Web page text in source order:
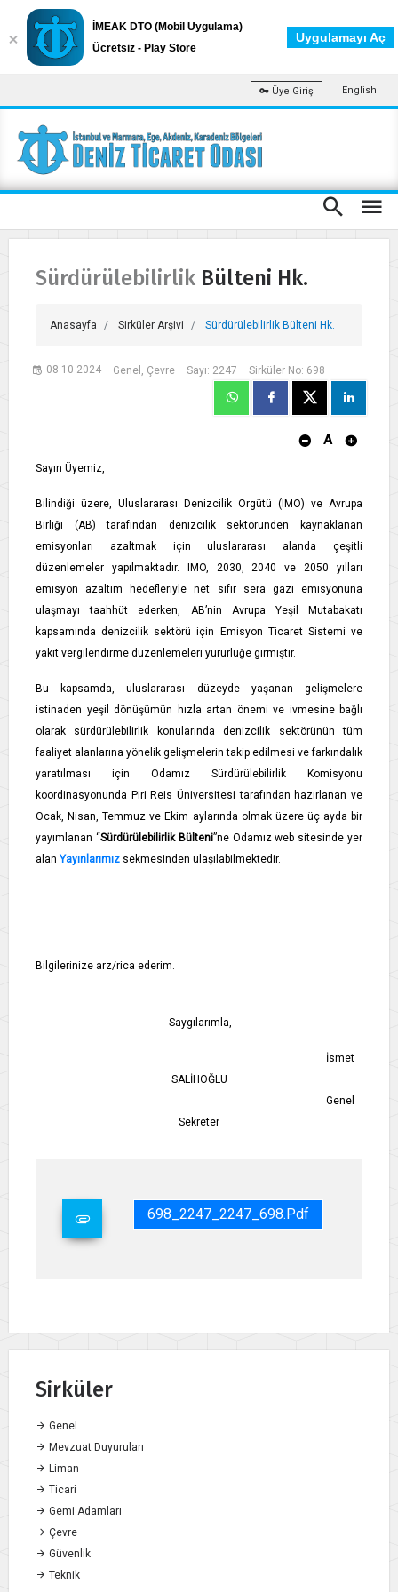
Üye Giriş English
Sürdürülebilirlik Bülteni Hk.
Anasayfa Sirküler Arşivi Sürdürülebilirlik Bülteni Hk.
08-10-2024 Genel, Çevre Sayı: 2247 Sirküler No: 698
A
Sayın Üyemiz,
Bilindiği üzere, Uluslararası Denizcilik Örgütü (IMO) ve Avrupa
Birliği (AB) tarafından denizcilik sektöründen kaynaklanan
emisyonları azaltmak için uluslararası alanda çeşitli
düzenlemeler yapılmaktadır. IMO, 2030, 2040 ve 2050 yılları
emisyon azaltım hedefleriyle net sıfır sera gazı emisyonuna
ulaşmayı taahhüt ederken, AB’nin Avrupa Yeşil Mutabakatı
kapsamında denizcilik sektörü için Emisyon Ticaret Sistemi ve
yakıt vergilendirme düzenlemeleri yürürlüğe girmiştir.
Bu kapsamda, uluslararası düzeyde yaşanan gelişmelere
istinaden yeşil dönüşümün hızla artan önemi ve ivmesine bağlı
olarak sürdürülebilirlik konularında denizcilik sektörünün tüm
faaliyet alanlarına yönelik gelişmelerin takip edilmesi ve farkındalık
yaratılması için Odamız Sürdürülebilirlik Komisyonu
koordinasyonunda Piri Reis Üniversitesi tarafından hazırlanan ve
Ocak, Nisan, Temmuz ve Ekim aylarında olmak üzere üç ayda bir
yayımlanan “Sürdürülebilirlik Bülteni”ne Odamız web sitesinde yer
alan Yayınlarımız sekmesinden ulaşılabilmektedir.
Bilgilerinize arz/rica ederim.
Saygılarımla,
İsmet
SALİHOĞLU
Genel
Sekreter
698_2247_2247_698.pdf
Sirküler
Genel
Mevzuat Duyuruları
Liman
Ticari
Gemi Adamları
Çevre
Güvenlik
Teknik
İMEAK DTO (Mobil Uygulama)
Ücretsiz - Play Store
Uygulamayı Aç